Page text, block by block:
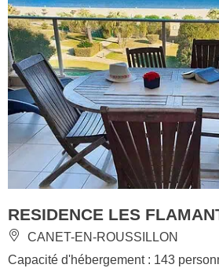
RESIDENCE LES
CANET-EN-ROUSSILLON
Capacité d'hébergement : 143